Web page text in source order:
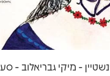
- מיקי גבריאלוב - סע